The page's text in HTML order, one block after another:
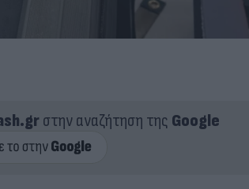
στην αναζήτηση της Google